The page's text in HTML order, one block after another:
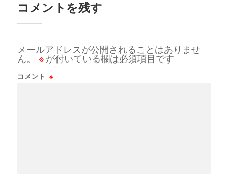
コメントを残す
メールアドレスが公開されることはありませ
ん。
※ が付いている欄は必須項目です
コメント ※